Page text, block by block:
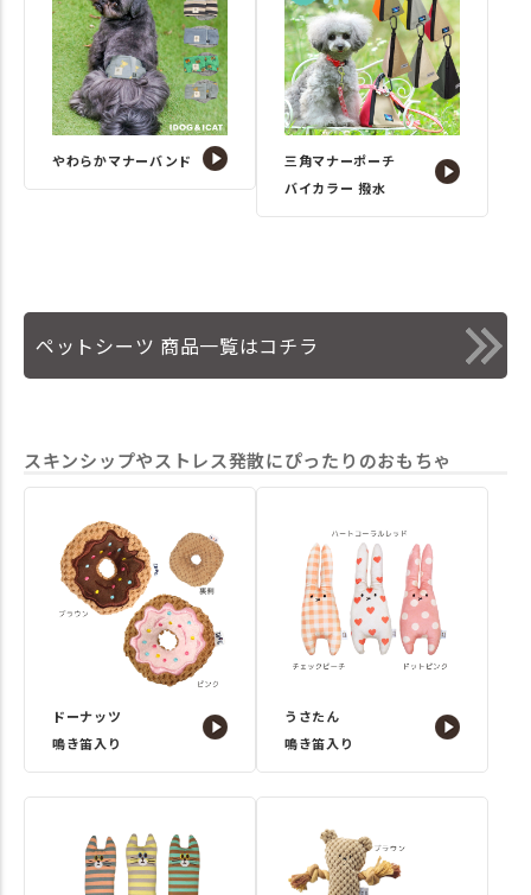
やわらかマナーバンド
三角マナーポーチ
バイカラー 撥水
ペットシーツ 商品一覧はコチラ
スキンシップやストレス発散にぴったりのおもちゃ
ドーナッツ
鳴き笛入り
うさたん
鳴き笛入り